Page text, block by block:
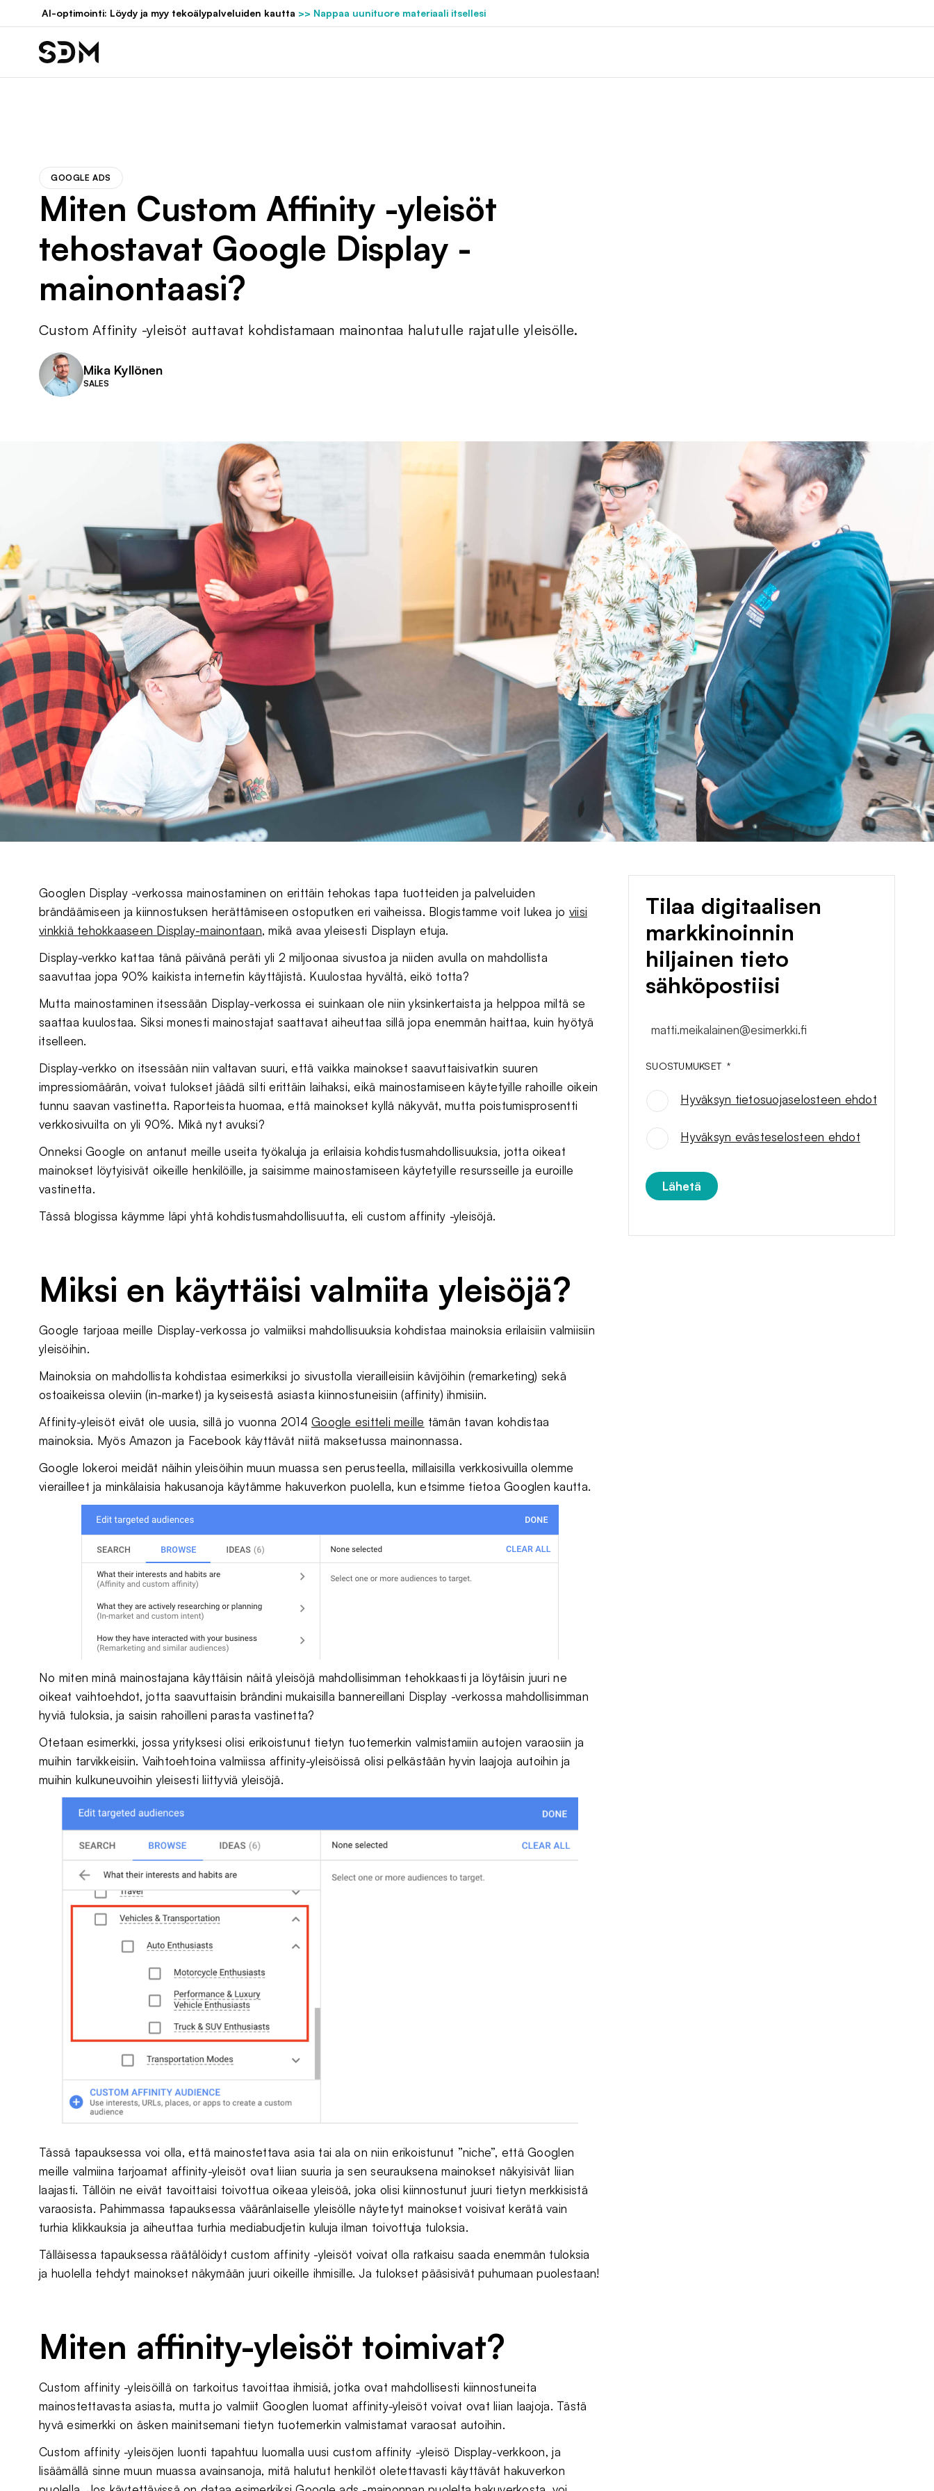
sisältöön
AI-optimointi: Löydy ja myy tekoälypalveluiden kautta >> Nappaa uunituore materiaali itsellesi
GOOGLE ADS
Miten Custom Affinity -yleisöt
tehostavat Google Display -
mainontaasi?
Custom Affinity -yleisöt auttavat kohdistamaan mainontaa halutulle rajatulle yleisölle.
Mika Kyllönen
SALES
Googlen Display -verkossa mainostaminen on erittäin tehokas tapa tuotteiden ja palveluiden
brändäämiseen ja kiinnostuksen herättämiseen ostoputken eri vaiheissa. Blogistamme voit lukea jo viisi
vinkkiä tehokkaaseen Display-mainontaan, mikä avaa yleisesti Displayn etuja.
Display-verkko kattaa tänä päivänä peräti yli 2 miljoonaa sivustoa ja niiden avulla on mahdollista
saavuttaa jopa 90% kaikista internetin käyttäjistä. Kuulostaa hyvältä, eikö totta?
Mutta mainostaminen itsessään Display-verkossa ei suinkaan ole niin yksinkertaista ja helppoa miltä se
saattaa kuulostaa. Siksi monesti mainostajat saattavat aiheuttaa sillä jopa enemmän haittaa, kuin hyötyä
itselleen.
Display-verkko on itsessään niin valtavan suuri, että vaikka mainokset saavuttaisivatkin suuren
impressiomäärän, voivat tulokset jäädä silti erittäin laihaksi, eikä mainostamiseen käytetyille rahoille oikein
tunnu saavan vastinetta. Raporteista huomaa, että mainokset kyllä näkyvät, mutta poistumisprosentti
verkkosivuilta on yli 90%. Mikä nyt avuksi?
Onneksi Google on antanut meille useita työkaluja ja erilaisia kohdistusmahdollisuuksia, jotta oikeat
mainokset löytyisivät oikeille henkilöille, ja saisimme mainostamiseen käytetyille resursseille ja euroille
vastinetta.
Tässä blogissa käymme läpi yhtä kohdistusmahdollisuutta, eli custom affinity -yleisöjä.
Miksi en käyttäisi valmiita yleisöjä?
Google tarjoaa meille Display-verkossa jo valmiiksi mahdollisuuksia kohdistaa mainoksia erilaisiin valmiisiin
yleisöihin.
Mainoksia on mahdollista kohdistaa esimerkiksi jo sivustolla vierailleisiin kävijöihin (remarketing) sekä
ostoaikeissa oleviin (in-market) ja kyseisestä asiasta kiinnostuneisiin (affinity) ihmisiin.
Affinity-yleisöt eivät ole uusia, sillä jo vuonna 2014Google esitteli meille tämän tavan kohdistaa
mainoksia. Myös Amazon ja Facebook käyttävät niitä maksetussa mainonnassa.
Google lokeroi meidät näihin yleisöihin muun muassa sen perusteella, millaisilla verkkosivuilla olemme
vierailleet ja minkälaisia hakusanoja käytämme hakuverkon puolella, kun etsimme tietoa Googlen kautta.
No miten minä mainostajana käyttäisin näitä yleisöjä mahdollisimman tehokkaasti ja löytäisin juuri ne
oikeat vaihtoehdot, jotta saavuttaisin brändini mukaisilla bannereillani Display -verkossa mahdollisimman
hyviä tuloksia, ja saisin rahoilleni parasta vastinetta?
Otetaan esimerkki, jossa yrityksesi olisi erikoistunut tietyn tuotemerkin valmistamiin autojen varaosiin ja
muihin tarvikkeisiin. Vaihtoehtoina valmiissa affinity-yleisöissä olisi pelkästään hyvin laajoja autoihin ja
muihin kulkuneuvoihin yleisesti liittyviä yleisöjä.
Tässä tapauksessa voi olla, että mainostettava asia tai ala on niin erikoistunut ”niche”, että Googlen
meille valmiina tarjoamat affinity-yleisöt ovat liian suuria ja sen seurauksena mainokset näkyisivät liian
laajasti. Tällöin ne eivät tavoittaisi toivottua oikeaa yleisöä, joka olisi kiinnostunut juuri tietyn merkkisistä
varaosista. Pahimmassa tapauksessa vääränlaiselle yleisölle näytetyt mainokset voisivat kerätä vain
turhia klikkauksia ja aiheuttaa turhia mediabudjetin kuluja ilman toivottuja tuloksia.
Tälläisessa tapauksessa räätälöidyt custom affinity -yleisöt voivat olla ratkaisu saada enemmän tuloksia
ja huolella tehdyt mainokset näkymään juuri oikeille ihmisille. Ja tulokset pääsisivät puhumaan puolestaan!
Miten affinity-yleisöt toimivat?
Custom affinity -yleisöillä on tarkoitus tavoittaa ihmisiä, jotka ovat mahdollisesti kiinnostuneita
mainostettavasta asiasta, mutta jo valmiit Googlen luomat affinity-yleisöt voivat ovat liian laajoja. Tästä
hyvä esimerkki on äsken mainitsemani tietyn tuotemerkin valmistamat varaosat autoihin.
Custom affinity -yleisöjen luonti tapahtuu luomalla uusi custom affinity -yleisö Display-verkkoon, ja
lisäämällä sinne muun muassa avainsanoja, mitä halutut henkilöt oletettavasti käyttävät hakuverkon
Tilaa digitaalisen
markkinoinnin
hiljainen tieto
sähköpostiisi
SUOSTUMUKSET *
Hyväksyn tietosuojaselosteen ehdot
SUOSTUMUKSET
Hyväksyn evästeselosteen ehdot